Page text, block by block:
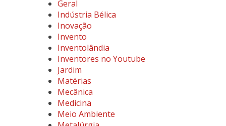
Geral
Indústria Bélica
Inovação
Invento
Inventolândia
Inventores no Youtube
Jardim
Matérias
Mecânica
Medicina
Meio Ambiente